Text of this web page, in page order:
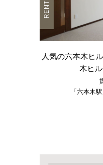
RENT
人気の六本木
木ヒ
「六本木